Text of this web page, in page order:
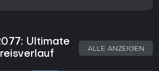
oder techniklastige Strategien.
und Motorradkämpfe wurden in
Ultimate
ALLE ANZEIGEN